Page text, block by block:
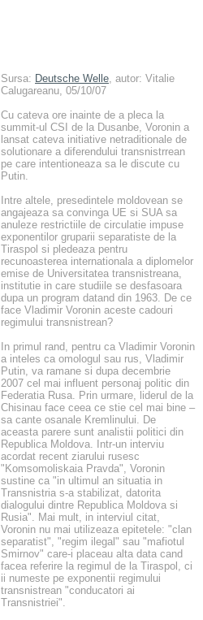
Sursa: Deutsche Welle, autor: Vitalie
Calugareanu, 05/10/07
Cu cateva ore inainte de a pleca la
summit-ul CSI de la Dusanbe, Voronin a
lansat cateva initiative netraditionale de
solutionare a diferendului transnistrrean
pe care intentioneaza sa le discute cu
Putin.
Intre altele, presedintele moldovean se
angajeaza sa convinga UE si SUA sa
anuleze restrictiile de circulatie impuse
exponentilor gruparii separatiste de la
Tiraspol si pledeaza pentru
recunoasterea internationala a diplomelor
emise de Universitatea transnistreana,
institutie in care studiile se desfasoara
dupa un program datand din 1963. De ce
face Vladimir Voronin aceste cadouri
regimului transnistrean?
In primul rand, pentru ca Vladimir Voronin
a inteles ca omologul sau rus, Vladimir
Putin, va ramane si dupa decembrie
2007 cel mai influent personaj politic din
Federatia Rusa. Prin urmare, liderul de la
Chisinau face ceea ce stie cel mai bine –
sa cante osanale Kremlinului. De
aceasta parere sunt analistii politici din
Republica Moldova. Intr-un interviu
acordat recent ziarului rusesc
"Komsomoliskaia Pravda", Voronin
sustine ca "in ultimul an situatia in
Transnistria s-a stabilizat, datorita
dialogului dintre Republica Moldova si
Rusia". Mai mult, in interviul citat,
Voronin nu mai utilizeaza epitetele: "clan
separatist", "regim ilegal" sau "mafiotul
Smirnov" care-i placeau alta data cand
facea referire la regimul de la Tiraspol, ci
ii numeste pe exponentii regimului
transnistrean "conducatori ai
Transnistriei".